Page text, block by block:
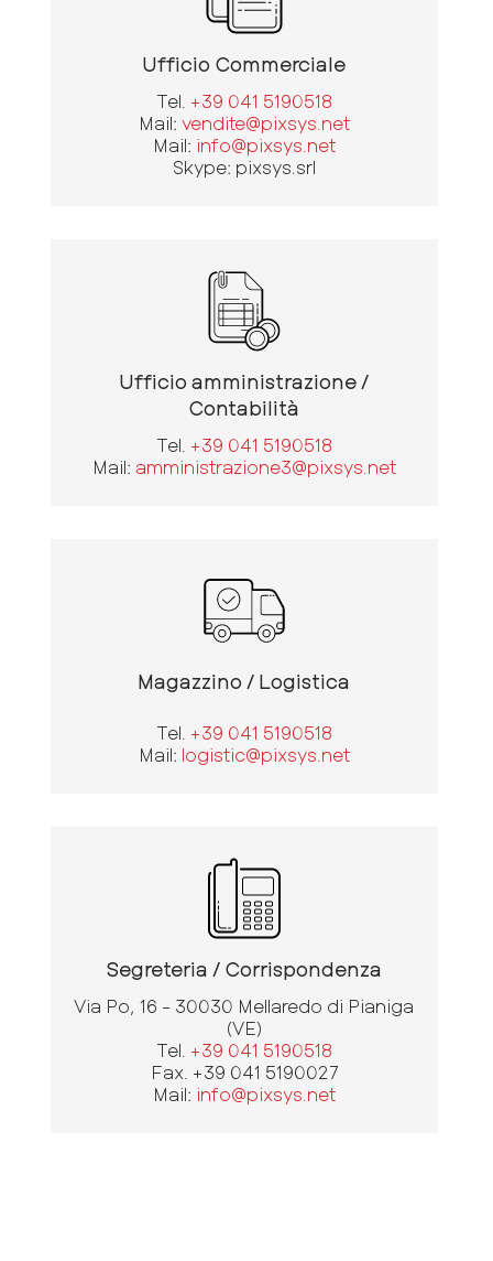
Ufficio Commerciale
Tel. +39 041 5190518
Mail: vendite@pixsys.net
Mail: info@pixsys.net
Skype: pixsys.srl
Ufficio amministrazione /
Contabilità
Tel. +39 041 5190518
Mail: amministrazione3@pixsys.net
Magazzino / Logistica
Tel. +39 041 5190518
Mail: logistic@pixsys.net
Segreteria / Corrispondenza
Via Po, 16 - 30030 Mellaredo di Pianiga
(VE)
Tel. +39 041 5190518
Fax. +39 041 5190027
Mail: info@pixsys.net